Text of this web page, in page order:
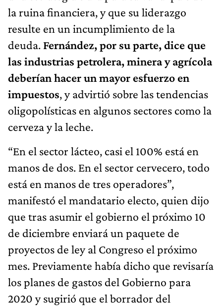
la ruina financiera, y que su liderazgo
resulte en un incumplimiento de la
deuda. Fernández, por su parte, dice que
las industrias petrolera, minera y agrícola
deberían hacer un mayor esfuerzo en
impuestos, y advirtió sobre las tendencias
oligopolísticas en algunos sectores como la
cerveza y la leche.
“En el sector lácteo, casi el 100% está en
manos de dos. En el sector cervecero, todo
está en manos de tres operadores”,
manifestó el mandatario electo, quien dijo
que tras asumir el gobierno el próximo 10
de diciembre enviará un paquete de
proyectos de ley al Congreso el próximo
mes. Previamente había dicho que revisaría
los planes de gastos del Gobierno para
2020 y sugirió que el borrador del